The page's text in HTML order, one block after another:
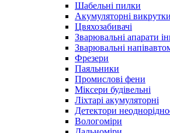
Шабельні пилки
Акумуляторні викрутки
Цвяхозабивачі
Зварювальні апарати
Зварювальні
Фрезери
Паяльники
Промислові фени
Міксери будівельні
Ліхтарі акумуляторні
Детектори
Вологоміри